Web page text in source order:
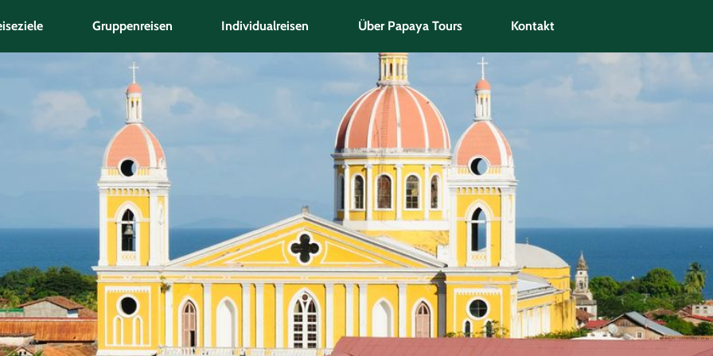
Gruppenreisen Individualreisen Über Papaya Tours Kontakt